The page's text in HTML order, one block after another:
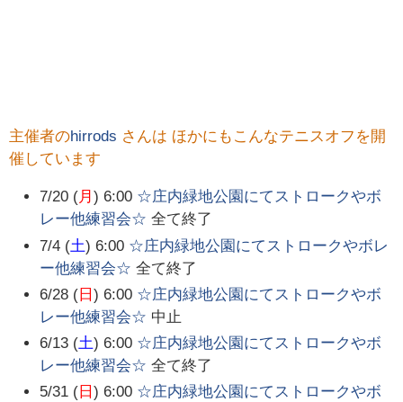
主催者のhirrods さんは ほかにもこんなテニスオフを開
催しています
7/20 (月) 6:00 ☆庄内緑地公園にてストロークやボ
レー他練習会☆ 全て終了
7/4 (土) 6:00 ☆庄内緑地公園にてストロークやボレ
ー他練習会☆ 全て終了
6/28 ( 日) 6:00 ☆庄内緑地公園にてストロークやボ
レー他練習会☆ 中止
6/13 (土) 6:00 ☆庄内緑地公園にてストロークやボ
レー他練習会☆ 全て終了
5/31 ( 日) 6:00 ☆庄内緑地公園にてストロークやボ